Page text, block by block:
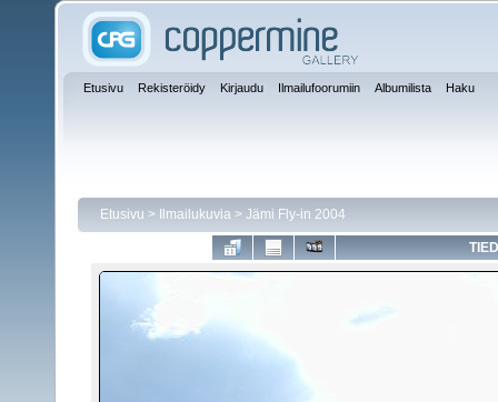
Etusivu Rekisteröidy Kirjaudu Ilmailufoorumiin Albumilista Haku
Etusivu > Ilmailukuvia > Jämi Fly-in 2004